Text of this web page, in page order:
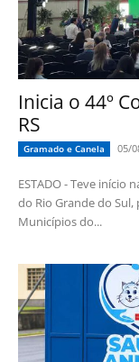
Inicia o 44º
RS
Gramado e Canela 05/
ESTADO - Teve início
do Rio Grande do
Municípios do...